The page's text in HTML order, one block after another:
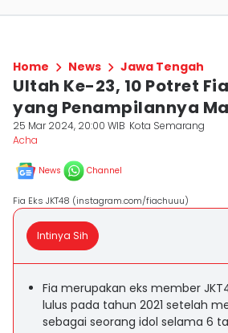
Home News Jawa Tengah
Ultah Ke-23, 10 Potret
yang Penampilannya
25 Mar 2024, 20:00 WIB Kota Semarang
Acha
News Channel
Fia Eks JKT48 (instagram.com/fiachuuu)
Intinya Sih
Fia merupakan eks member
lulus pada tahun 2021 setelah
sebagai seorang idol selama 6